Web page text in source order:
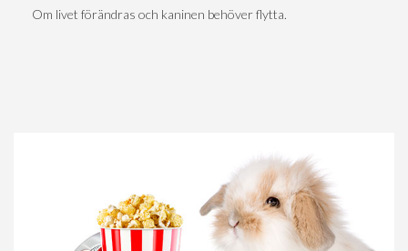
Om livet förändras och kaninen behöver flytta.